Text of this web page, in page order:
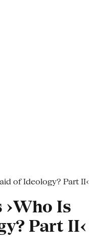
of Ideology? Part II‹
Is
Part II‹